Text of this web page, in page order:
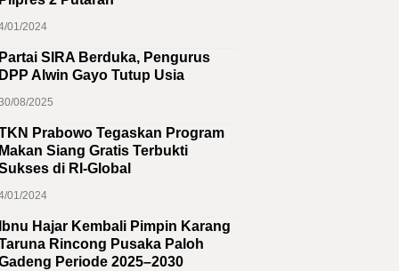
01/2024
Partai SIRA Berduka, Pengurus
DPP Alwin Gayo Tutup Usia
08/2025
Prabowo Tegaskan Program
Makan Siang Gratis Terbukti
di RI-Global
01/2024
Ibnu Hajar Kembali Pimpin Karang
Rincong Pusaka Paloh
Periode 2025–2030